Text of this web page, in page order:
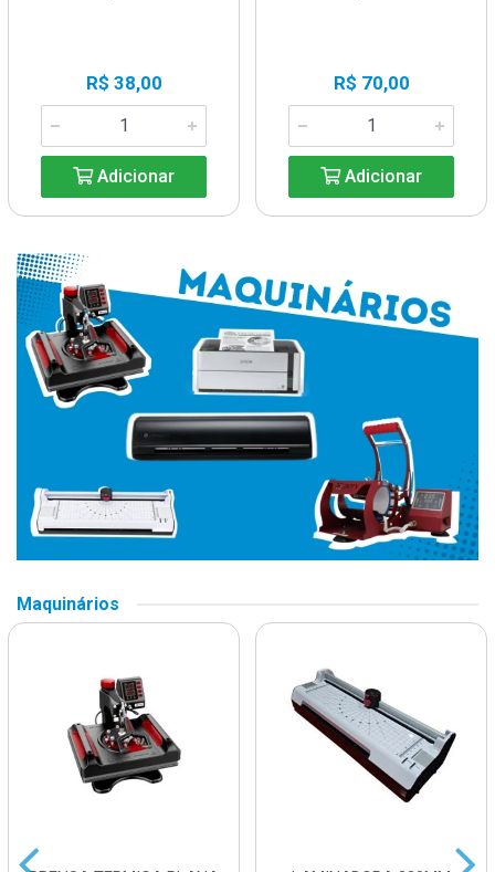
R$ 38,00
Adicionar
R$ 70,00
Adicionar
Maquinários